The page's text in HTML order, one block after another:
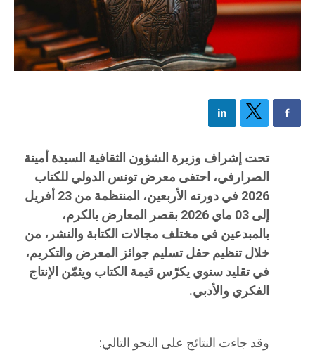
تحت إشراف وزيرة الشؤون الثقافية السيدة أمينة
الصرارفي، احتفى معرض تونس الدولي للكتاب
2026 في دورته الأربعين، المنتظمة من 23 أفريل
إلى 03 ماي 2026 بقصر المعارض بالكرم،
بالمبدعين في مختلف مجالات الكتابة والنشر، من
خلال تنظيم حفل تسليم جوائز المعرض والتكريم،
في تقليد سنوي يكرّس قيمة الكتاب ويثمّن الإنتاج
الفكري والأدبي.
وقد جاءت النتائج على النحو التالي: